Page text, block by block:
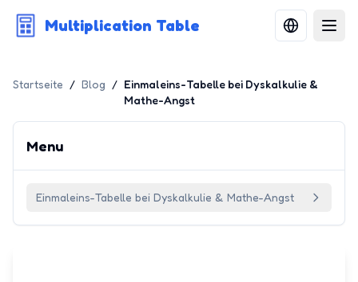
Multiplication Table
Startseite / Blog / Einmaleins-Tabelle bei Dyskalkulie &
Mathe-Angst
Menu
Einmaleins-Tabelle bei Dyskalkulie & Mathe-Angst